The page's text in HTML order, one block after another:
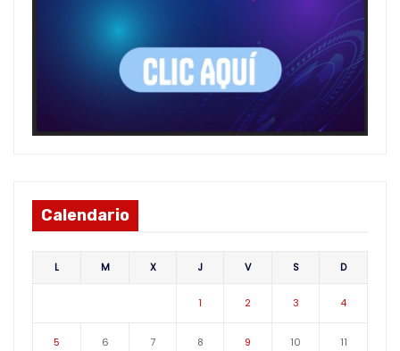
Calendario
L M X J V S D
1 2 3 4
5 6 7 8 9 10 11